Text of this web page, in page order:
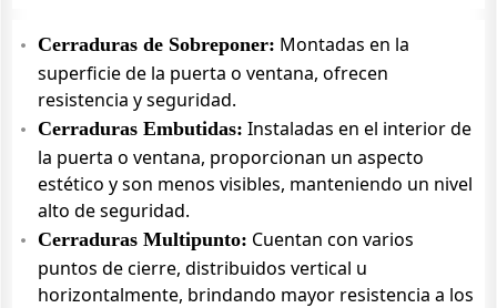
Cerraduras de Sobreponer: Montadas en la
superficie de la puerta o ventana, ofrecen
resistencia y seguridad.
Cerraduras Embutidas: Instaladas en el interior de
la puerta o ventana, proporcionan un aspecto
estético y son menos visibles, manteniendo un nivel
alto de seguridad.
Cerraduras Multipunto: Cuentan con varios
puntos de cierre, distribuidos vertical u
horizontalmente, brindando mayor resistencia a los